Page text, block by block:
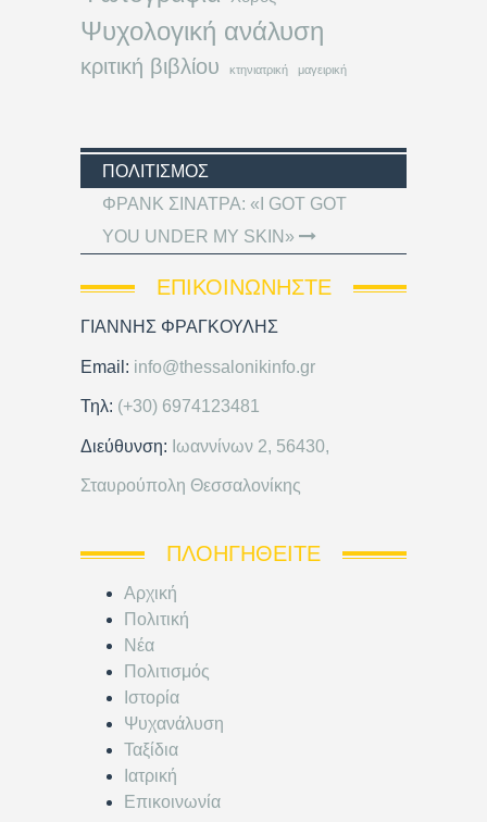
Ψυχολογική ανάλυση
κριτική βιβλίου κτηνιατρική μαγειρική
ΠΟΛΙΤΙΣΜΌΣ
ΦΡΑΝΚ ΣΙΝΑΤΡΑ: «I GOT GOT
YOU UNDER MY SKIN»
ΕΠΙΚΟΙΝΩΝΉΣΤΕ
ΓΙΑΝΝΗΣ ΦΡΑΓΚΟΥΛΗΣ
Email: info@thessalonikinfo.gr
Τηλ: (+30) 6974123481
Διεύθυνση: Ιωαννίνων 2, 56430,
Σταυρούπολη Θεσσαλονίκης
ΠΛΟΗΓΗΘΕΊΤΕ
Αρχική
Πολιτική
Νέα
Πολιτισμός
Ιστορία
Ψυχανάλυση
Ταξίδια
Ιατρική
Επικοινωνία